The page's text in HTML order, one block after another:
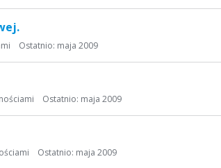
Ostatnio: maja 2009
Ostatnio: maja 2009
Ostatnio: maja 2009